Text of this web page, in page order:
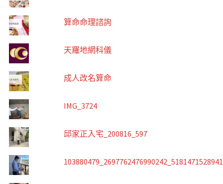
算命命理諮詢
天羅地網科儀
成人改名算命
IMG_3724
邱家正入宅_200816_597